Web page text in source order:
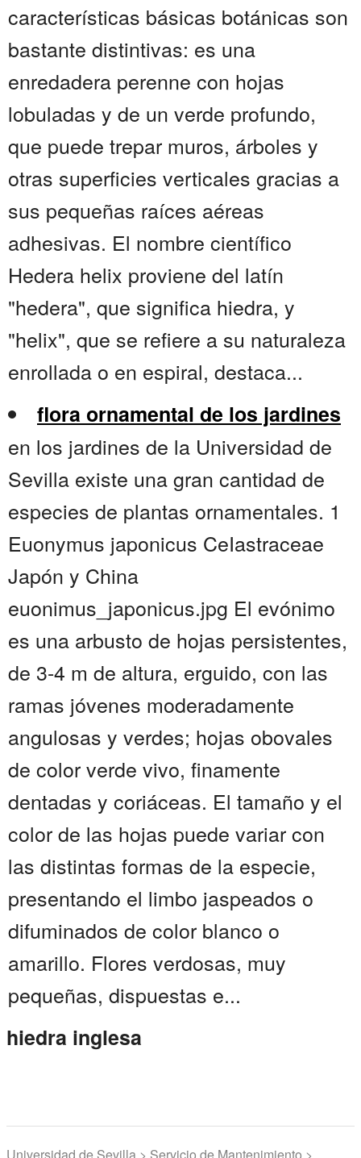
características básicas botánicas son
bastante distintivas: es una
enredadera perenne con hojas
lobuladas y de un verde profundo,
que puede trepar muros, árboles y
otras superficies verticales gracias a
sus pequeñas raíces aéreas
adhesivas. El nombre científico
Hedera helix proviene del latín
"hedera", que significa hiedra, y
"helix", que se refiere a su naturaleza
enrollada o en espiral, destaca...
flora ornamental de los jardines
en los jardines de la Universidad de
Sevilla existe una gran cantidad de
especies de plantas ornamentales. 1
Euonymus japonicus CeIastraceae
Japón y China
euonimus_japonicus.jpg El evónimo
es una arbusto de hojas persistentes,
de 3-4 m de altura, erguido, con las
ramas jóvenes moderadamente
angulosas y verdes; hojas obovales
de color verde vivo, finamente
dentadas y coriáceas. El tamaño y el
color de las hojas puede variar con
las distintas formas de la especie,
presentando el limbo jaspeados o
difuminados de color blanco o
amarillo. Flores verdosas, muy
pequeñas, dispuestas e...
hiedra inglesa